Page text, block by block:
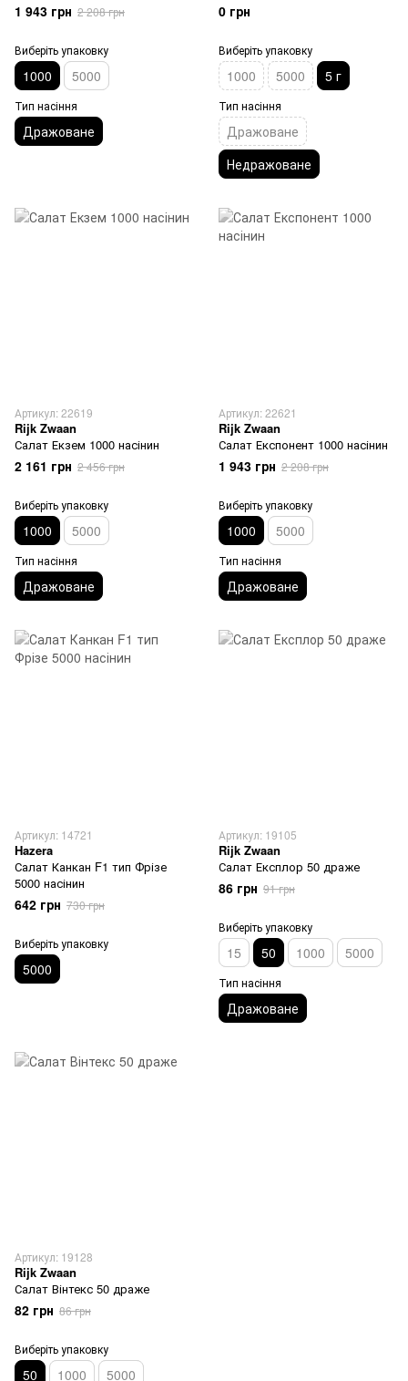
1 943 грн 2 208 грн
Виберіть упаковку
1000 5000
Тип насіння
Дражоване
0 грн
Виберіть упаковку
1000 5000 5 г
Тип насіння
Дражоване
Недражоване
Артикул: 22619
Rijk Zwaan
Салат Екзем 1000 насінин
2 161 грн 2 456 грн
Виберіть упаковку
1000 5000
Тип насіння
Дражоване
Артикул: 22621
Rijk Zwaan
Салат Експонент 1000 насінин
1 943 грн 2 208 грн
Виберіть упаковку
1000 5000
Тип насіння
Дражоване
Артикул: 14721
Hazera
Салат Канкан F1 тип Фрізе
5000 насінин
642 грн 730 грн
Виберіть упаковку
5000
Артикул: 19105
Rijk Zwaan
Салат Експлор 50 драже
86 грн 91 грн
Виберіть упаковку
15 50 1000 5000
Тип насіння
Дражоване
Артикул: 19128
Rijk Zwaan
Салат Вінтекс 50 драже
82 грн 86 грн
Виберіть упаковку
50 1000 5000